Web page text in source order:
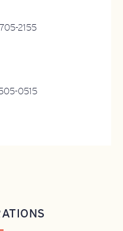
705-2155
0515